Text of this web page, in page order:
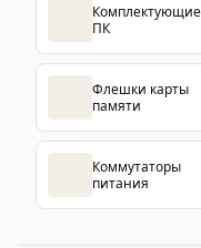
ПК
Флешки карты
памяти
Коммутаторы
питания